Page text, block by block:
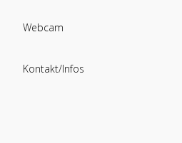
Webcam
Kontakt/Infos